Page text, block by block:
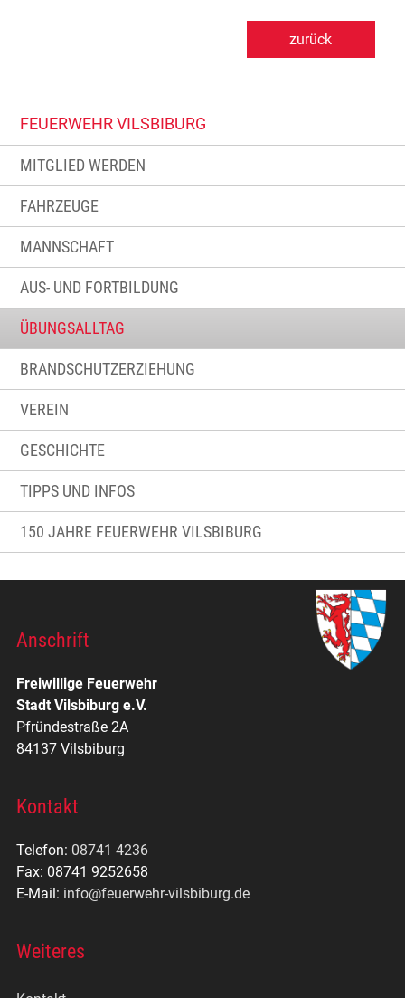
zurück
FEUERWEHR VILSBIBURG
MITGLIED WERDEN
FAHRZEUGE
MANNSCHAFT
AUS- UND FORTBILDUNG
ÜBUNGSALLTAG
BRANDSCHUTZERZIEHUNG
VEREIN
GESCHICHTE
TIPPS UND INFOS
150 JAHRE FEUERWEHR VILSBIBURG
Anschrift
Freiwillige Feuerwehr
Stadt Vilsbiburg e.V.
Pfründestraße 2A
84137 Vilsbiburg
Kontakt
Telefon: 08741 4236
Fax: 08741 9252658
E-Mail: info@feuerwehr-vilsbiburg.de
Weiteres